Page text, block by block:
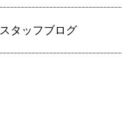
スタッフブログ